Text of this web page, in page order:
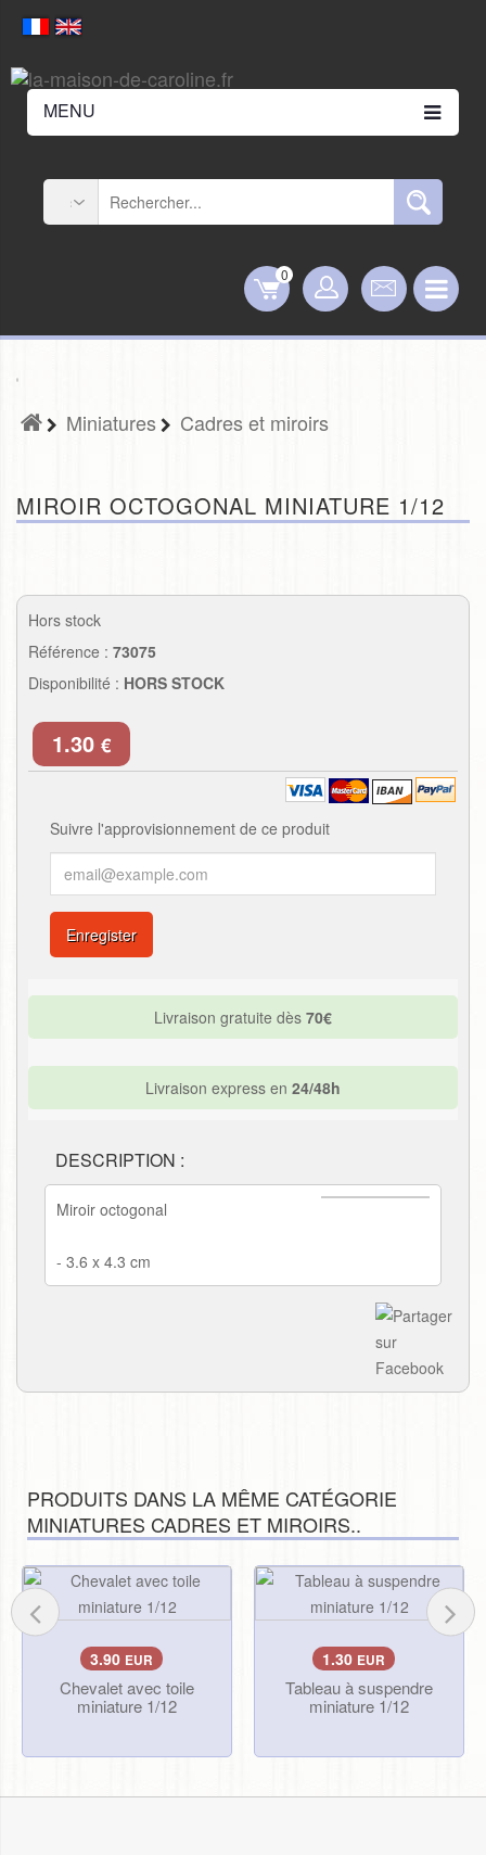
MENU
0
Miniatures Cadres et miroirs
MIROIR OCTOGONAL MINIATURE 1/12
Hors stock
Référence : 73075
Disponibilité : HORS STOCK
1.30 €
Suivre l'approvisionnement de ce produit
Enregister
Livraison gratuite dès 70€
Livraison express en 24/48h
DESCRIPTION :
Miroir octogonal
- 3.6 x 4.3 cm
PRODUITS DANS LA MÊME CATÉGORIE
MINIATURES CADRES ET MIROIRS..
3.90 EUR
Chevalet avec toile
miniature 1/12
1.30 EUR
Tableau à suspendre
miniature 1/12